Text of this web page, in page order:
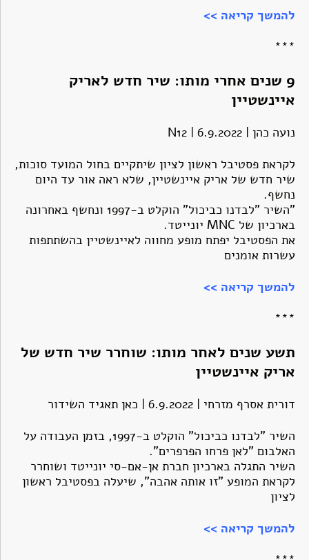
להמשך קריאה >>
***
9 שנים אחרי מותו: שיר חדש לאריק
איינשטיין
נועה כהן | 6.9.2022 | N12
לקראת פסטיבל ראשון לציון שיתקיים בחול המועד סוכות,
שיר חדש של אריק איינשטיין, שלא ראה אור עד היום
נחשף.
"השיר "לבדנו כביכול" הוקלט ב-1997 ונחשף באחרונה
בארכיון של MNC יונייטד.
את הפסטיבל יפתח מופע מחווה לאיינשטיין בהשתתפות
עשרות אומנים
להמשך קריאה >>
***
תשע שנים לאחר מותו: שוחרר שיר חדש של
אריק איינשטיין
דורית אסרף מזרחי | 6.9.2022 | כאן תאגיד השידור
השיר "לבדנו כביכול" הוקלט ב-1997, בזמן העבודה על
האלבום "לאן פרחו הפרפרים".
השיר התגלה בארכיון חברת אן-אם-סי יונייטד ושוחרר
לקראת המופע "זו אותה אהבה", שיעלה בפסטיבל ראשון
לציון
להמשך קריאה >>